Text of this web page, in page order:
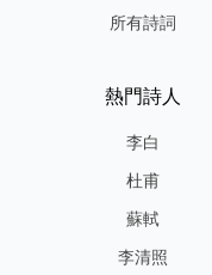
所有詩詞
熱門詩人
李白
杜甫
蘇軾
李清照